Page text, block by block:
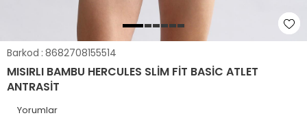
Barkod : 8682708155514
MISIRLI BAMBU HERCULES SLIM FIT BASIC ATLET
ANTRASIT
Yorumlar